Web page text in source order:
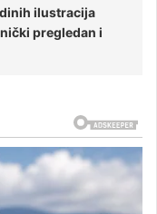
ilustracija
pregledan i